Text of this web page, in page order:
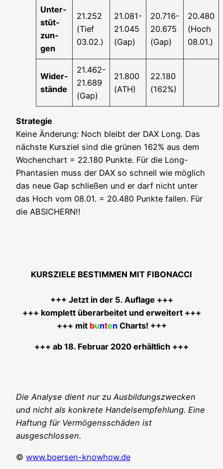
Unter­
stüt­
zun­
gen
21.252
(Tief
03.02.)
21.081-
21.045
(Gap)
20.716-
20.675
(Gap)
20.480
(Hoch
08.01.)
Wider­
stän­de
21.462-
21.689
(Gap)
21.800
(ATH)
22.180
(162%)
Stra­te­gie
Kei­ne Ände­rung: Noch bleibt der DAX Long. Das
nächs­te Kurs­ziel sind die grü­nen 162% aus dem
Wochen­chart = 22.180 Punk­te. Für die Long-
Phan­ta­sien muss der DAX so schnell wie mög­lich
das neue Gap schlie­ßen und er darf nicht unter
das Hoch vom 08.01. = 20.480 Punk­te fal­len. Für
die ABSICHERN!!
KURSZIELE BESTIMMEN MIT FIBONACCI
+++ Jetzt in der 5. Auf­la­ge +++
+++ kom­plett über­ar­bei­tet und erwei­tert +++
+++ mit buntenCharts! +++
+++ ab 18. Febru­ar 2020 erhältlich +++
Die Ana­ly­se dient nur zu Aus­bil­dungs­zwe­cken
und nicht als kon­kre­te Han­dels­emp­feh­lung. Eine
Haf­tung für Ver­mö­gens­schä­den ist
ausgeschlossen.
© www.boersen-knowhow.de